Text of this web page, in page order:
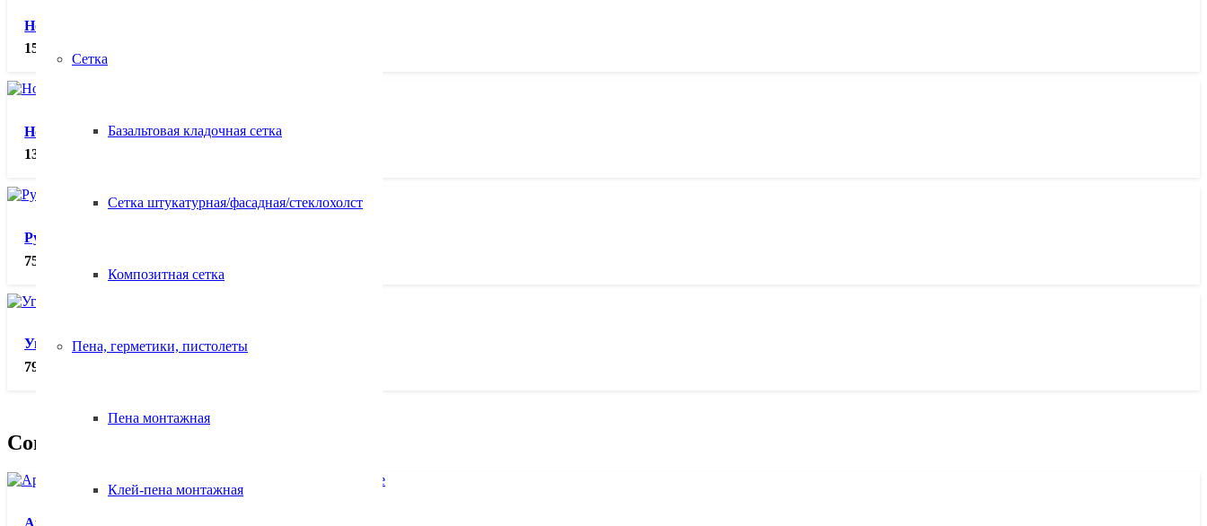
Сетка
Базальтовая кладочная сетка
Сетка штукатурная/фасадная/стеклохолст
Композитная сетка
Пена, герметики, пистолеты
Пена монтажная
Клей-пена монтажная
Ножовка по газобетону, шт.
1500.00
Ножовка по газобетону, шт.
1300.00
Рубанок для газобетона, шт.
750.00
Угольник для газобетона, шт.
795.00
Сопутствующие товары
Арматура стеклопластиковая АКС 10 ГОСТ, пог.м